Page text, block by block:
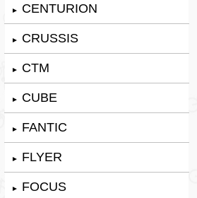
► CENTURION
► CRUSSIS
► CTM
► CUBE
► FANTIC
► FLYER
► FOCUS